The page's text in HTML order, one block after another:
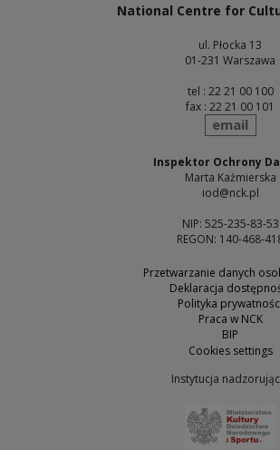
National Centre for
ul. Płocka 13
01-231 Warszawa
tel : 22 21 00 100
fax : 22 21 00 101
send
email
Inspektor Ochrony
Marta Kaźmierska
iod@nck.pl
NIP: 525-235-83-53
REGON: 140-468-
Przetwarzanie danych
Deklaracja
Polityka
Praca w NCK
BIP
Cookies settings
Instytucja